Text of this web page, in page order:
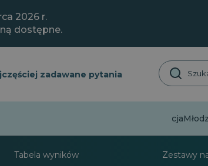
2026 r.
dostępne.
zadawane pytania
Dezinformacja
Tabela wyników
Zasoby
Zestawy